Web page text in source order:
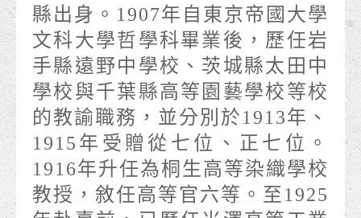
縣出身。1907年自東京帝國大學
文科大學哲學科畢業後，歷任岩
手縣遠野中學校、茨城縣太田中
學校與千葉縣高等園藝學校等校
的教諭職務，並分別於1913年、
1915年受贈從七位、正七位。
1916年升任為桐生高等染織學校
教授，敘任高等官六等。至1925